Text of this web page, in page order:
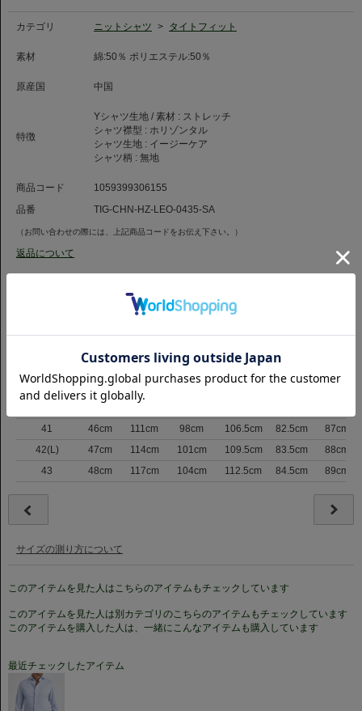
◆お手入れについて◆
洗濯の際はネットに入れて頂き、乾燥機のご使用はお控え下さい。
軽く脱水後、手で形を整え丸みのあるハンガー(ジャケット用)にて陰干し、
ニットシャツ製品はプレス工程時に設備や機材の問題によって、着丈や袖丈
が大きく伸びてしまう恐れがあります。ご相談の上、お預け下さい。
◆レオスペシャルプロダクト◆
レオナルド・ブジェッリ氏
ステッチはカフス・襟も3mmで仕上げ、ガゼットを表付けにしており、カフ
スはカッタウェイカフスに変更しています。
た雰囲気になっています。
カテゴリ ニットシャツ > タイトフィット
素材 綿:50％ ポリエステル:50％
原産国 中国
特徴
Yシャツ生地 / 素材 : ストレッチ
シャツ襟型 : ホリゾンタル
シャツ生地 : イージーケア
シャツ柄 : 無地
商品コード
1059399306155
品番
TIG-CHN-HZ-LEO-0435-SA
（お問い合わせの際には、上記商品コードをお伝え下さい。）
返品について
43.5cm 103cm 89.5cm 97.5cm 80cm
39
44cm 105cm 92cm 100.5cm 80.5cm
85cm
41
46cm 111cm 98cm 106.5cm 82.5cm
87cm
42(L)
47cm 114cm 101cm 109.5cm 83.5cm
88cm
43
48cm 117cm 104cm 112.5cm 84.5cm 89cm
サイズの測り方について
このアイテムを見た人はこちらのアイテムもチェックしています
このアイテムを見た人は別カテゴリのこちらのアイテムもチェックしています
このアイテムを購入した人は、一緒にこんなアイテムも購入しています
最近チェックしたアイテム